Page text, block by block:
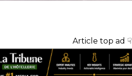
Article top ad ☟